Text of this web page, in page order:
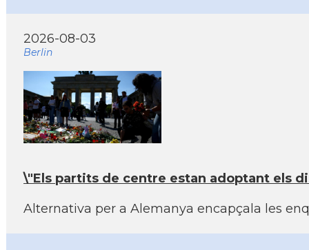
2026-08-03
Berlin
\"Els partits de centre estan adoptant els
Alternativa per a Alemanya encapçala les